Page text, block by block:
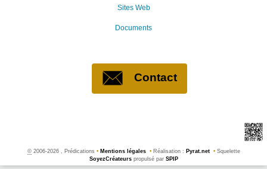
Sites Web
Documents
Contact
©2006-2026 , Prédications • Mentions légales • Réalisation : Pyrat.net •Squelette
SoyezCréateurspropulsé par SPIP